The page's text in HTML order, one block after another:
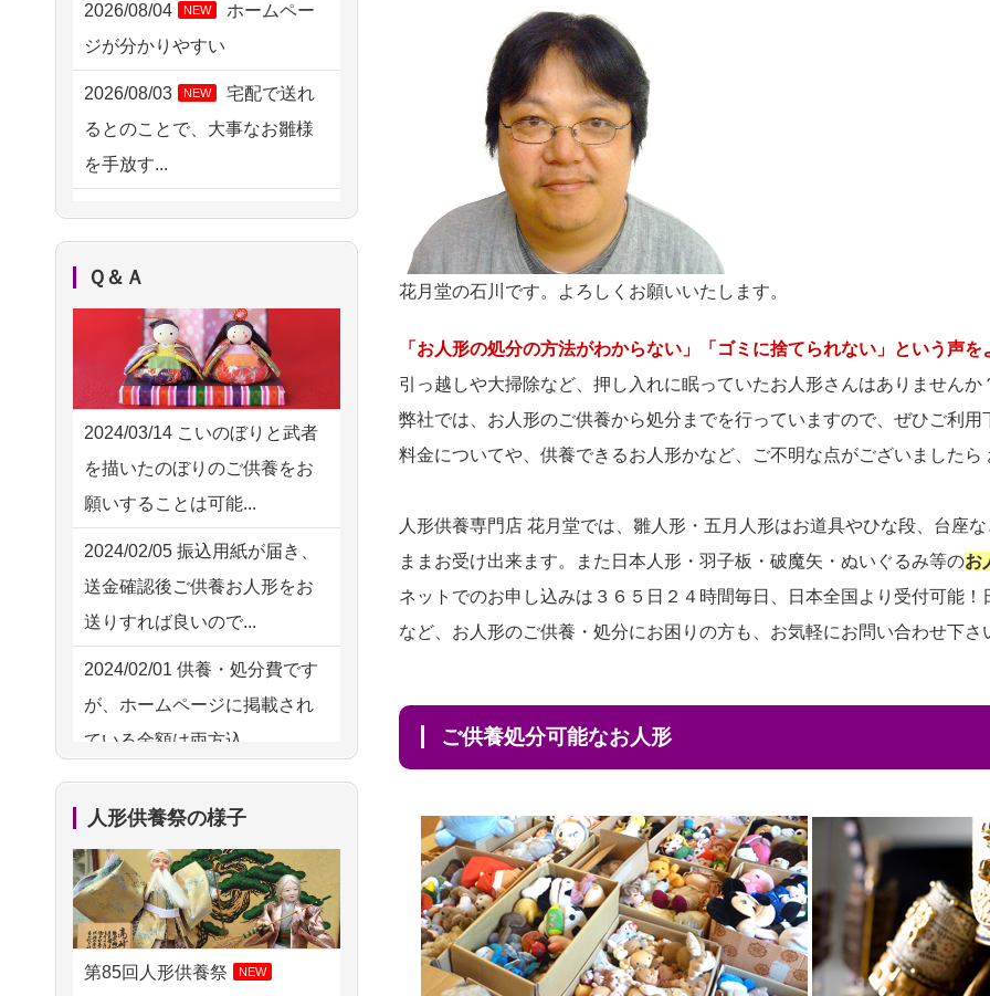
花月堂の石川です。よろしくお願いいたします。
「お人形の処分の方法がわからない」「ゴミに捨てられない」という声を
引っ越しや大掃除など、押し入れに眠っていたお人形さんはありませんか
弊社では、お人形のご供養から処分までを行っていますので、ぜひご利用
料金についてや、供養できるお人形かなど、ご不明な点がございました
人形供養専門店 花月堂では、雛人形・五月人形はお道具やひな段、台座
ままお受け出来ます。また日本人形・羽子板・破魔矢・ぬいぐるみ等のお
ネットでのお申し込みは３６５日２４時間毎日、日本全国より受付可能
など、お人形のご供養・処分にお困りの方も、お気軽にお問い合わせ下さ
ご供養処分可能なお人形
2026/08/06 17:56
藤沢市の方からお申込み
2026/08/06 10:06
茨城県の方からお申込み
三重県の方からお申込み
2026/08/06 06:48
2026/08/05 15:07
東京都の方からお申込み
2026/08/05 11:33
神奈川の方からお申込み
2026/08/04 17:34
西亀有の方からお申込み
2026/08/04 15:40
千葉県の方からお申込み
2026/08/04 14:04
東京都の方からお申込み
2026/08/04 00:38
2026/08/03 21:17
愛知県の方からお申込み
2026/08/02 18:47
虎ノ門の方からお申込み
2026/08/04 NEW
ホームペー
ジが分かりやすい
2026/08/03 NEW
宅配で送れ
るとのことで、大事なお雛様
を手放す...
複数拝見し、直観的に良い感
じがしま...
2026/08/02 NEW
人形供養は
ハードルが高そうに思えるの
ですが、...
祖母の人形
供養の際も利用させていただ
き安心感がある
お人形の仕
分けなども丁寧に行う様子か
ら、大切...
供養の内容（料金
や送り方等）がとても丁寧に
説...
2026/07/18 つい先日も利用さ
2026/07/18 大切にしていたお
人形をきちんと供養してくだ
Ｑ＆Ａ
2024/03/14 こいのぼりと武者
を描いたのぼりのご供養をお
願いすることは可能...
2024/02/05 振込用紙が届き、
送金確認後ご供養お人形をお
送りすれば良いので...
2024/02/01 供養・処分費です
が、ホームページに掲載され
ている金額は両方込...
2024/01/27実家にある七段飾
りの雛人形を処分したいので
すが 母親が高齢...
2024/01/13剥製の供養・処分
をお願いできますか？
人形供養祭の様子
第85回人形供養祭 NEW